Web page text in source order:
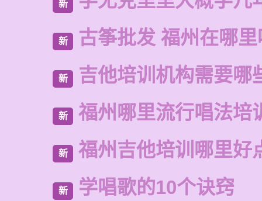
新
新 古筝批发 福州在哪
新 吉他培训机构需要哪
新 福州哪里流行唱法培
新 福州吉他培训哪里好
新 学唱歌的10个诀窍